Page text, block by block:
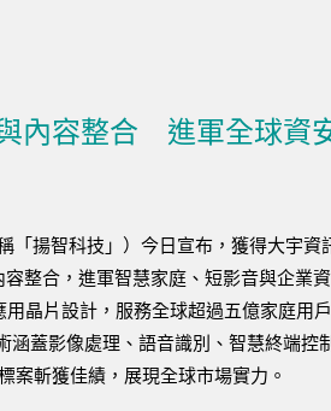
內容整合 進軍全球資
揚智科技」）今日宣布，獲得大宇資
整合，進軍智慧家庭、短影音與企業
晶片設計，服務全球超過五億家庭用
蓋影像處理、語音識別、智慧終端控
案斬獲佳績，展現全球市場實力。